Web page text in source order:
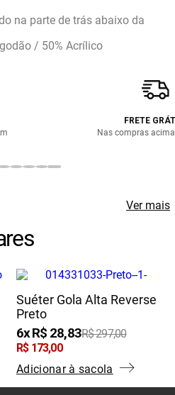
na parte de trás abaixo da
/ 50% Acrílico
FRETE
Nas compras
Suéter Gola Alta Reverse
Preto
6 R$ 28,83R$297,00
R$ 173,00
Adicionar à sacola
Ver mais